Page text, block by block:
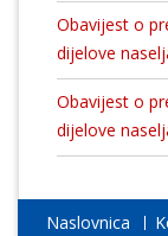
Obavijest o
dijelove
Obavijest o
dijelove
Naslovnica